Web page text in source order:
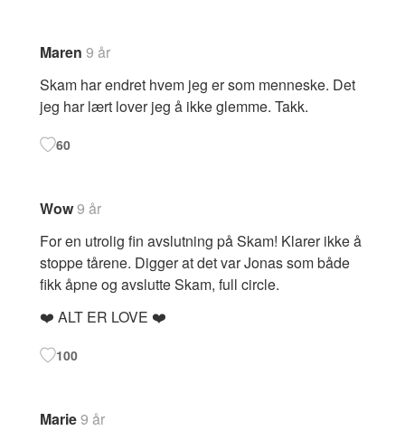
Maren 9 år
Skam har endret hvem jeg er som menneske. Det
jeg har lært lover jeg å ikke glemme. Takk.
60
Wow9 år
For en utrolig fin avslutning på Skam! Klarer ikke å
stoppe tårene. Digger at det var Jonas som både
fikk åpne og avslutte Skam, full circle.
❤️ ALT ER LOVE ❤️
100
Marie9 år